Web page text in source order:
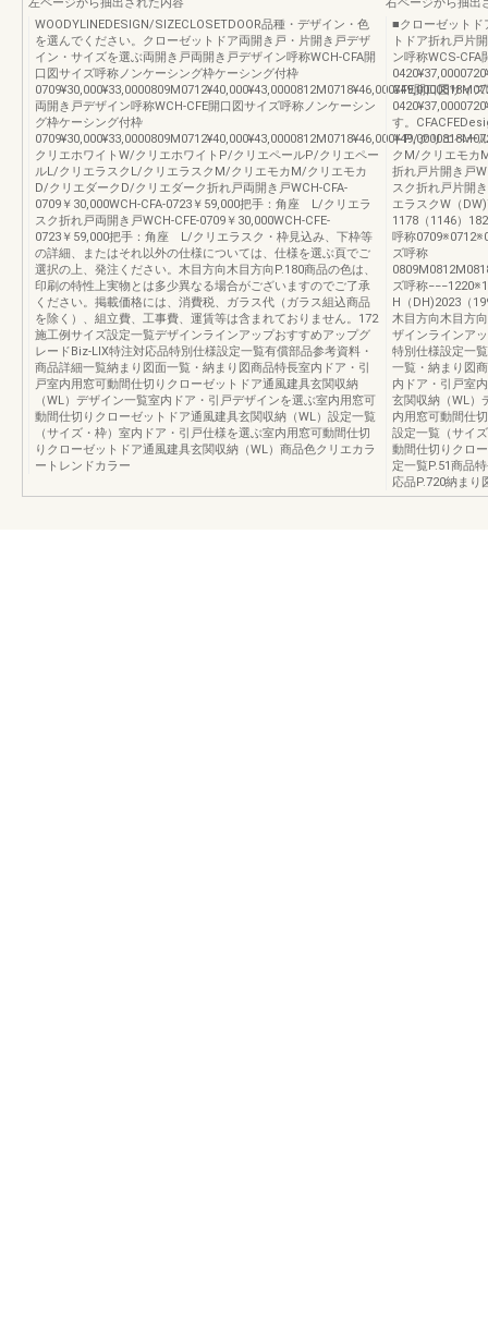
WOODYLINEDESIGN/SIZECLOSETDOOR品種・デザイン・色
を選んでください。クローゼットドア両開き戸・片開き戸デザ
イン・サイズを選ぶ両開き戸両開き戸デザイン呼称WCH-CFA開
口図サイズ呼称ノンケーシング枠ケーシング付枠
両開き戸デザイン呼称WCH-CFE開口図サイズ呼称ノンケーシン
グ枠ケーシング付枠
クリエホワイトW/クリエホワイトP/クリエペールP/クリエペー
ルL/クリエラスクL/クリエラスクM/クリエモカM/クリエモカ
D/クリエダークD/クリエダーク折れ戸両開き戸WCH-CFA-
0709￥30,000WCH-CFA-0723￥59,000把手：角座 L/クリエラ
スク折れ戸両開き戸WCH-CFE-0709￥30,000WCH-CFE-
0723￥59,000把手：角座 L/クリエラスク・枠見込み、下枠等
の詳細、またはそれ以外の仕様については、仕様を選ぶ頁でご
選択の上、発注ください。木目方向木目方向P.180商品の色は、
印刷の特性上実物とは多少異なる場合がございますのでご了承
ください。掲載価格には、消費税、ガラス代（ガラス組込商品
を除く）、組立費、工事費、運賃等は含まれておりません。172
施工例サイズ設定一覧デザインラインアップおすすめアップグ
レードBiz-LIX特注対応品特別仕様設定一覧有償部品参考資料・
商品詳細一覧納まり図面一覧・納まり図商品特長室内ドア・引
戸室内用窓可動間仕切りクローゼットドア通風建具玄関収納
（WL）デザイン一覧室内ドア・引戸デザインを選ぶ室内用窓可
動間仕切りクローゼットドア通風建具玄関収納（WL）設定一覧
（サイズ・枠）室内ドア・引戸仕様を選ぶ室内用窓可動間仕切
りクローゼットドア通風建具玄関収納（WL）商品色クリエカラ
ートレンドカラー
■クローゼット
トドア折れ戸片
ン呼称WCS-CFA
CFE開口図サイ
す。
トP/クリエペー
クM/クリエモカ
折れ戸片開き戸
スク折れ戸片開
エラスクW（
1178（1146）
呼称
ズ呼称
ズ呼称
H（DH)2023（
木目方向木目方
ザインラインア
特別仕様設定一
一覧・納まり図
内ドア・引戸室
玄関収納（WL）
内用窓可動間仕
設定一覧（サイ
動間仕切りクロ
定一覧P.51商品
応品P.720納まり